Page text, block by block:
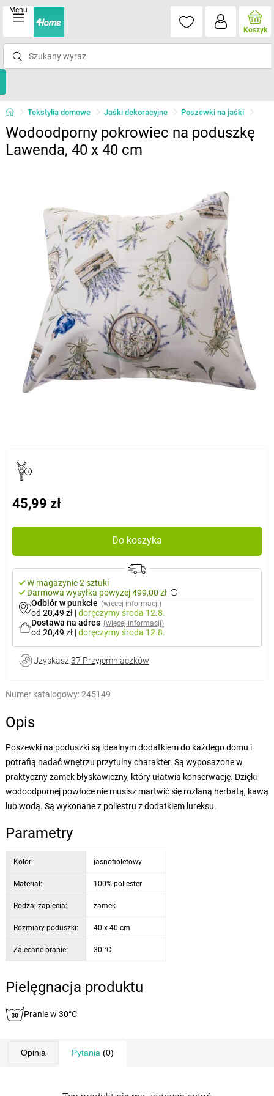
Menu
Koszyk
Tekstylia domowe Jaśki dekoracyjne Poszewki na jaśki
Wodoodporny pokrowiec na poduszkę
Lawenda, 40 x 40 cm
45,99 zł
Do koszyka
W magazynie 2 sztuki
Darmowa wysyłka powyżej 499,00 zł
Odbiór w punkcie (więcej informacji)
od 20,49 zł |doręczymyśroda 12.8.
Dostawa na adres (więcej informacji)
od 20,49 zł |doręczymyśroda 12.8.
Uzyskasz 37 Przyjemniaczków
Numer katalogowy:245149
Opis
Poszewki na poduszki są idealnym dodatkiem do każdego domu i
potrafią nadać wnętrzu przytulny charakter. Są wyposażone w
praktyczny zamek błyskawiczny, który ułatwia konserwację. Dzięki
wodoodpornej powłoce nie musisz martwić się rozlaną herbatą, kawą
lub wodą. Są wykonane z poliestru z dodatkiem lureksu.
Parametry
Kolor: jasnofioletowy
Materiał: 100% poliester
Rodzaj zapięcia: zamek
Rozmiary poduszki: 40 x 40 cm
Zalecane pranie: 30 °C
Pielęgnacja produktu
Pranie w 30°C
Opinia Pytania (0)